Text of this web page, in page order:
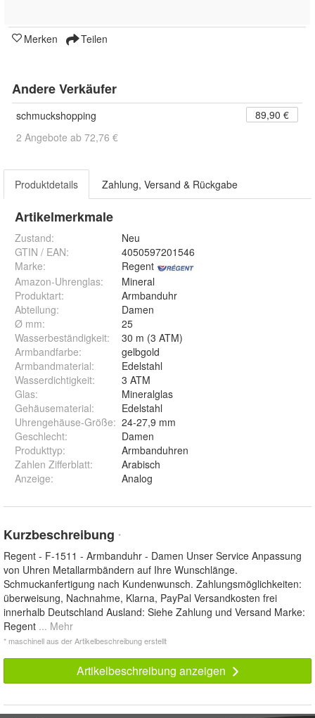
Merken Teilen
Andere Verkäufer
schmuckshopping
89,90 €
2 Angebote ab 72,76 €
Produktdetails Zahlung, Versand & Rückgabe
Artikelmerkmale
Zustand:
Neu
GTIN / EAN:
4050597201546
Marke:
Regent
Amazon-Uhrenglas:
Mineral
Produktart:
Armbanduhr
Abteilung:
Damen
Ø mm:
25
Wasserbeständigkeit:
30 m (3 ATM)
Armbandfarbe:
gelbgold
Armbandmaterial:
Edelstahl
Wasserdichtigkeit:
3 ATM
Glas:
Mineralglas
Gehäusematerial:
Edelstahl
Uhrengehäuse-Größe: 24-27,9 mm
Geschlecht:
Damen
Produkttyp:
Armbanduhren
Zahlen Zifferblatt:
Arabisch
Anzeige: Analog
Kurzbeschreibung *
Regent - F-1511 - Armbanduhr - Damen Unser Service Anpassung
von Uhren Metallarmbändern auf Ihre Wunschlänge.
Schmuckanfertigung nach Kundenwunsch. Zahlungsmöglichkeiten:
überweisung, Nachnahme, Klarna, PayPal Versandkosten frei
innerhalb Deutschland Ausland: Siehe Zahlung und Versand Marke:
Regent ... Mehr
* maschinell aus der Artikelbeschreibung erstellt
Artikelbeschreibung anzeigen